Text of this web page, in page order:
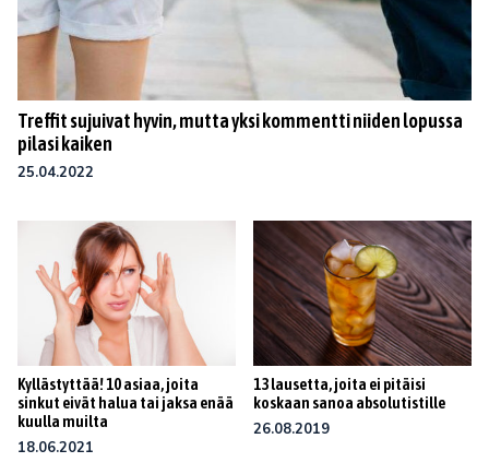
Treffit sujuivat hyvin, mutta yksi kommentti niiden lopussa
pilasi kaiken
25.04.2022
Kyllästyttää! 10 asiaa, joita
sinkut eivät halua tai jaksa enää
kuulla muilta
18.06.2021
13 lausetta, joita ei pitäisi
koskaan sanoa absolutistille
26.08.2019